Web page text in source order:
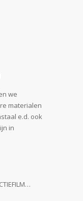
we
materialen
e.d. ook
in